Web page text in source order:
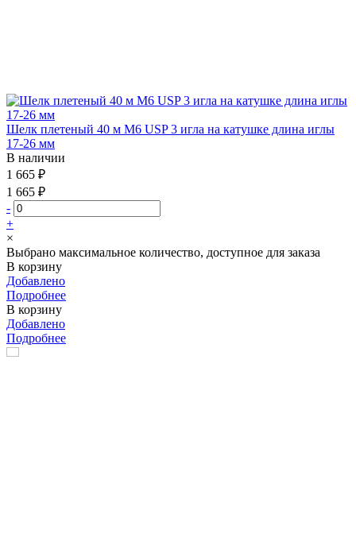
Шелк плетеный 40 м М6 USP 3 игла на катушке длина иглы
17-26 мм
В наличии
1 665 ₽
1 665 ₽
-
+
×
Выбрано максимальное количество, доступное для заказа
В корзину
Добавлено
Подробнее
В корзину
Добавлено
Подробнее